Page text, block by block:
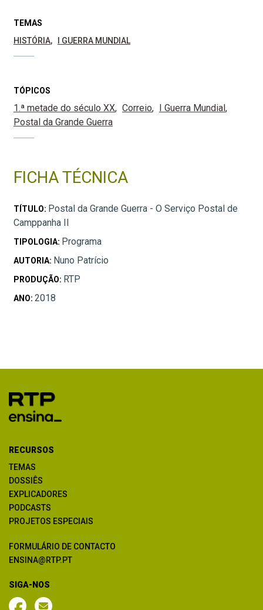
TEMAS
HISTÓRIA
I GUERRA MUNDIAL
TÓPICOS
1.ª metade do século XX Correio
I Guerra Mundial
Postal da Grande Guerra
FICHA TÉCNICA
TÍTULO: Postal da Grande Guerra - O Serviço Postal de
Camppanha II
TIPOLOGIA: Programa
AUTORIA: Nuno Patrício
PRODUÇÃO: RTP
ANO: 2018
RECURSOS
TEMAS
DOSSIÊS
EXPLICADORES
PODCASTS
PROJETOS ESPECIAIS
FORMULÁRIO DE CONTACTO
ENSINA@RTP.PT
SIGA-NOS